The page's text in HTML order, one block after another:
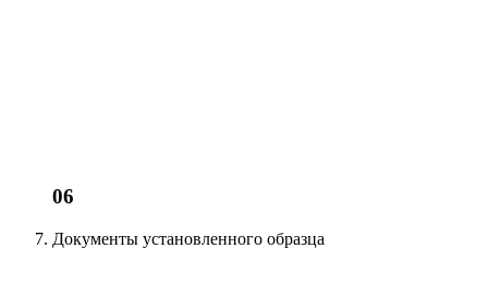
06
Документы установленного образца